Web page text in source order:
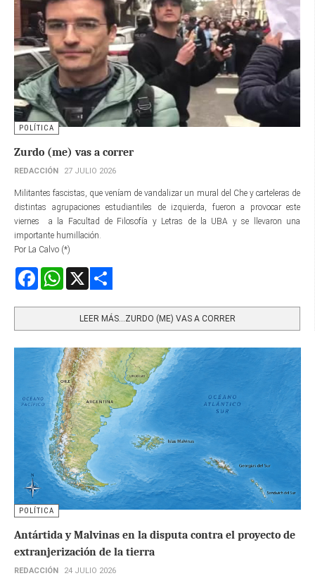
POLÍTICA
Zurdo (me) vas a correr
REDACCIÓN 27 JULIO 2026
Militantes fascistas, que veníam de vandalizar un mural del Che y carteleras de
distintas agrupaciones estudiantiles de izquierda, fueron a provocar este
viernes a la Facultad de Filosofía y Letras de la UBA y se llevaron una
importante humillación.
Por La Calvo (*)
FacebookWhatsApp
LEER MÁS…ZURDO (ME) VAS A CORRER
POLÍTICA
Antártida y Malvinas en la disputa contra el proyecto de
extranjerización de la tierra
REDACCIÓN 24 JULIO 2026